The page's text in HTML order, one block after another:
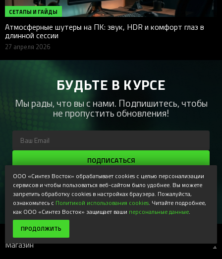
СЕТАПЫ И ГАЙДЫ
Атмосферные шутеры на ПК: звук, HDR и комфорт глаз в
длинной сессии
27 апреля 2026
БУДЬТЕ В КУРСЕ
Мы рады, что вы с нами. Подпишитесь, чтобы
не пропустить обновления!
ПОДПИСАТЬСЯ
Регистрируясь, Вы соглашаетесь получать наши
информационные рассылки и специальные предложения,
доступные только для подписчиков. Ознакомьтесь с нашей
Политикой конфиденциальности
Магазин +
ООО «Синтез Восток» обрабатывает cookies с целью персонализации
сервисов и чтобы пользоваться веб-сайтом было удобнее. Вы можете
запретить обработку cookies в настройках браузера. Пожалуйста,
ознакомьтесь с Политикой использования cookies . Читайте подробнее,
как ООО «Синтез Восток» защищает ваши персональные данные
ПРОДОЛЖИТЬ